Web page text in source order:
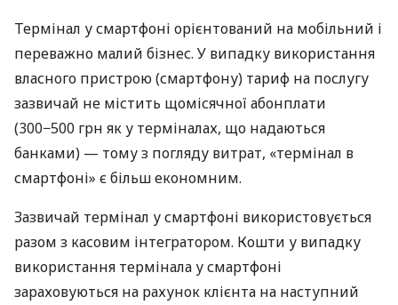
Термінал у смартфоні орієнтований на мобільний і
переважно малий бізнес. У випадку використання
власного пристрою (смартфону) тариф на послугу
зазвичай не містить щомісячної абонплати
(300−500 грн як у терміналах, що надаються
банками) — тому з погляду витрат, «термінал в
смартфоні» є більш економним.
Зазвичай термінал у смартфоні використовується
разом з касовим інтегратором. Кошти у випадку
використання термінала у смартфоні
зараховуються на рахунок клієнта на наступний